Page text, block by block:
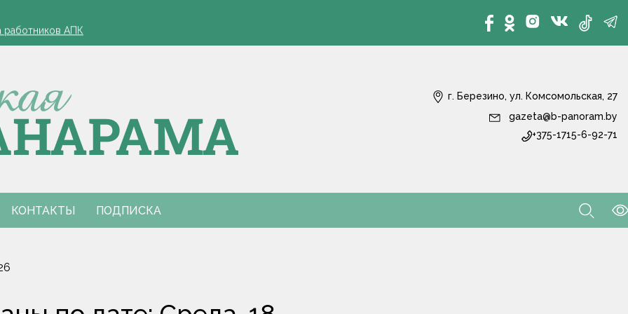
если у работника нет билетов, разъяснили в Минтруда
работников АПК
обязательна
Столинском районе
и предложил ускорить реализацию договоренностей
если у работника нет билетов, разъяснили в Минтруда
АПК
обязательна
Столинском районе
и предложил ускорить реализацию договоренностей
г. Березино, ул. Комсомольская, 27
gazeta@b-panoram.by
+375-1715-6-92-71
КОНТАКТЫ ПОДПИСКА